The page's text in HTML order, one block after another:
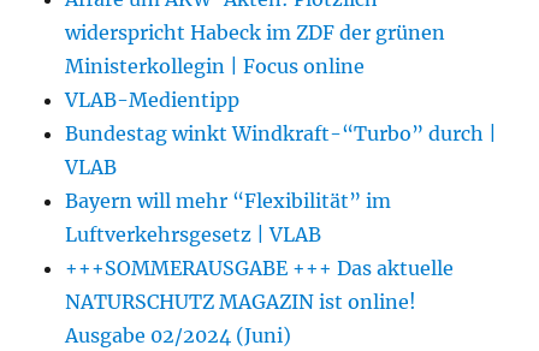
widerspricht Habeck im ZDF der grünen
Ministerkollegin | Focus online
VLAB-Medientipp
Bundestag winkt Windkraft-“Turbo” durch |
VLAB
Bayern will mehr “Flexibilität” im
Luftverkehrsgesetz | VLAB
+++SOMMERAUSGABE +++ Das aktuelle
NATURSCHUTZ MAGAZIN ist online!
Ausgabe 02/2024 (Juni)